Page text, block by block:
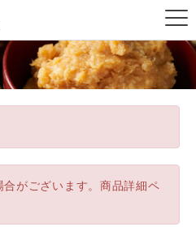
がございます。商品詳細ペ